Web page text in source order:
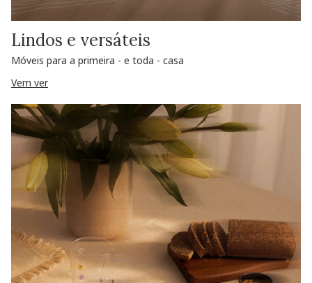
Lindos e versáteis
Móveis para a primeira - e toda - casa
Vem ver